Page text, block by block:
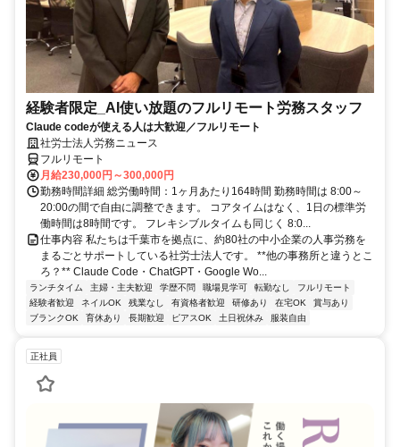
経験者限定_AI使い放題のフルリモート労務スタッフ
Claude codeが使える人は大歓迎／フルリモート
社労士法人労務ニュース
フルリモート
月給230,000円～300,000円
勤務時間詳細 総労働時間：1ヶ月あたり164時間 勤務時間は 8:00～
20:00の間で自由に調整できます。 コアタイムはなく、1日の標準労
働時間は8時間です。 フレキシブルタイムも同じく 8:0...
仕事内容 私たちは千葉市を拠点に、約80社の中小企業の人事労務を
まるごとサポートしている社労士法人です。 **他の事務所と違うとこ
ろ？** Claude Code・ChatGPT・Google Wo...
ランチタイム 主婦・主夫歓迎 学歴不問 職場見学可 転勤なし
フルリモート
経験者歓迎
ネイルOK 残業なし 有資格者歓迎 研修あり 在宅OK
賞与あり
ブランクOK
育休あり 長期歓迎 ピアスOK 土日祝休み 服装自由
正社員